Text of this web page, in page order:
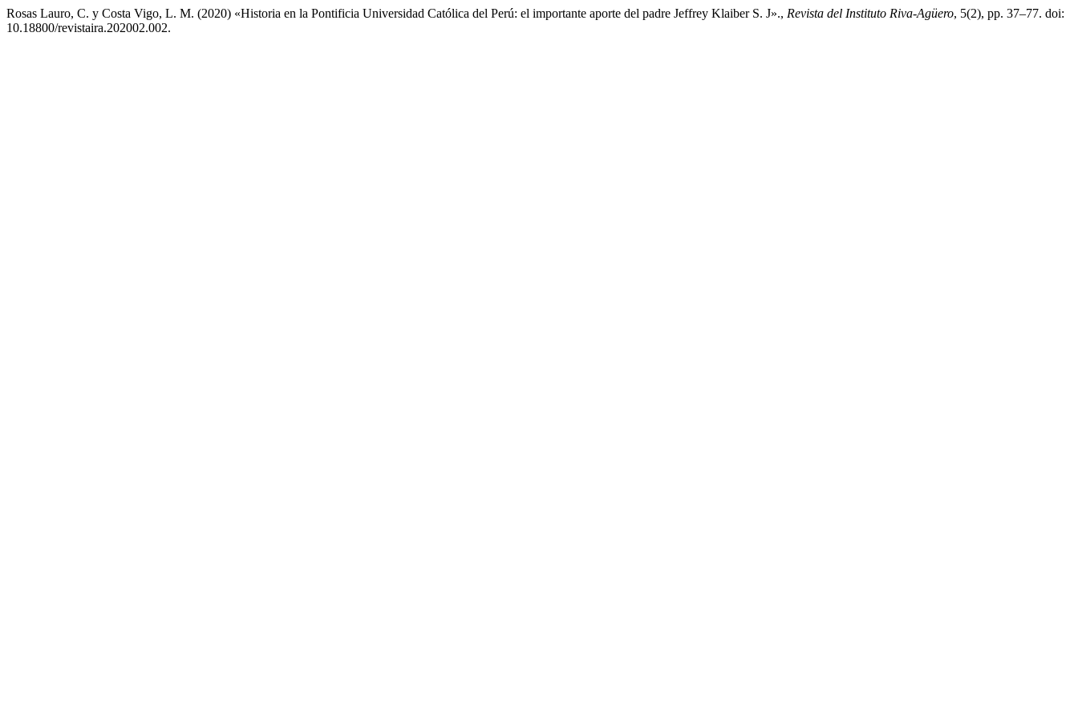
Rosas Lauro, C. y Costa Vigo, L. M. (2020) «Historia en la Pontificia Universidad Católica del Perú: el importante aporte del padre Jeffrey Klaiber S. J»., Revista del Instituto Riva-Agüero, 5(2), pp. 37–77. doi:
10.18800/revistaira.202002.002.